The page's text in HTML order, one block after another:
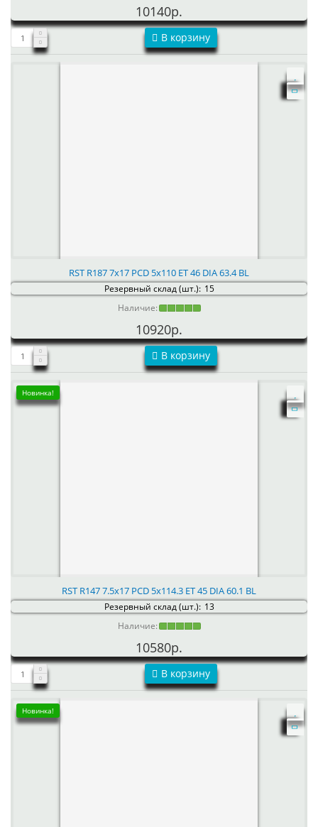
10140р.
В корзину
RST R187 7x17 PCD 5x110 ET 46 DIA 63.4 BL
Резервный склад (шт.): 15
Наличие:
10920р.
В корзину
Новинка!
RST R147 7.5x17 PCD 5x114.3 ET 45 DIA 60.1 BL
Резервный склад (шт.): 13
Наличие:
10580р.
В корзину
Новинка!